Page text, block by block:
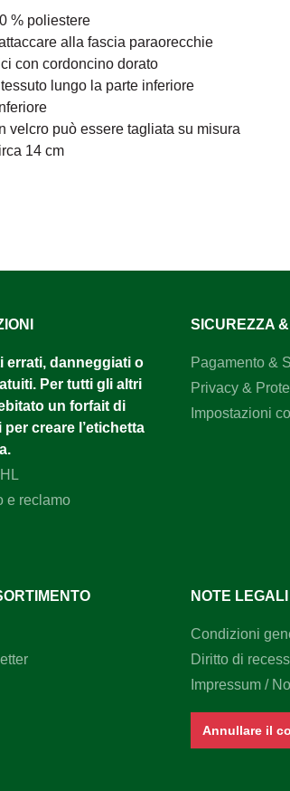
% poliestere
alla fascia paraorecchie
con cordoncino dorato
lungo la parte inferiore
velcro può essere tagliata su misura
14 cm
errati, danneggiati o
Per tutti gli altri
un forfait di
creare l’etichetta
e reclamo
SICUREZZA
Pagamento &
Privacy &
Impostazioni
NOTE LEGALI
Condizioni
Diritto di
Impressum /
Annullare il